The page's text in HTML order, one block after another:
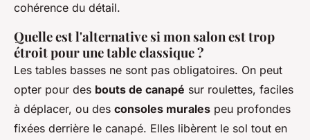
cohérence du détail.
Quelle est l'alternative si mon salon est trop
étroit pour une table classique ?
Les tables basses ne sont pas obligatoires. On peut
opter pour des bouts de canapé sur roulettes, faciles
à déplacer, ou des consoles murales peu profondes
fixées derrière le canapé. Elles libèrent le sol tout en